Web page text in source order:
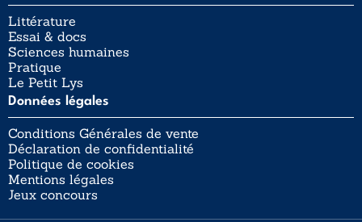
Littérature
Essai & docs
Sciences humaines
Pratique
Le Petit Lys
Données légales
Conditions Générales de vente
Déclaration de confidentialité
Politique de cookies
Mentions légales
Jeux concours